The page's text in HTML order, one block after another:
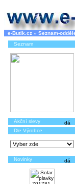
e-Butik.cz » Seznam-
Seznam
Akční slevy
Dle Výrobce
Novinky